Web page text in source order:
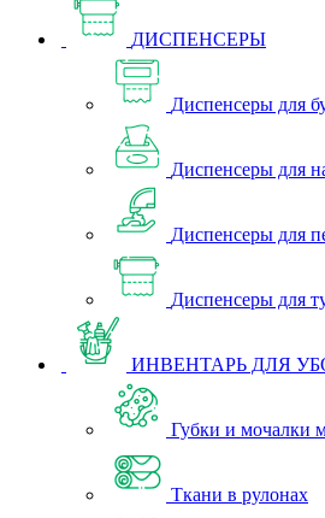
ДИСПЕНСЕРЫ
Диспенсеры для
Диспенсеры для
Диспенсеры для
Диспенсеры для
ИНВЕНТАРЬ ДЛЯ
Губки и мочалки
Ткани в рулонах